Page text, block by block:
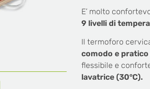
E’ molto
9 livelli di
Il termoforo
comodo e
flessibile e
lavatrice (30°C).